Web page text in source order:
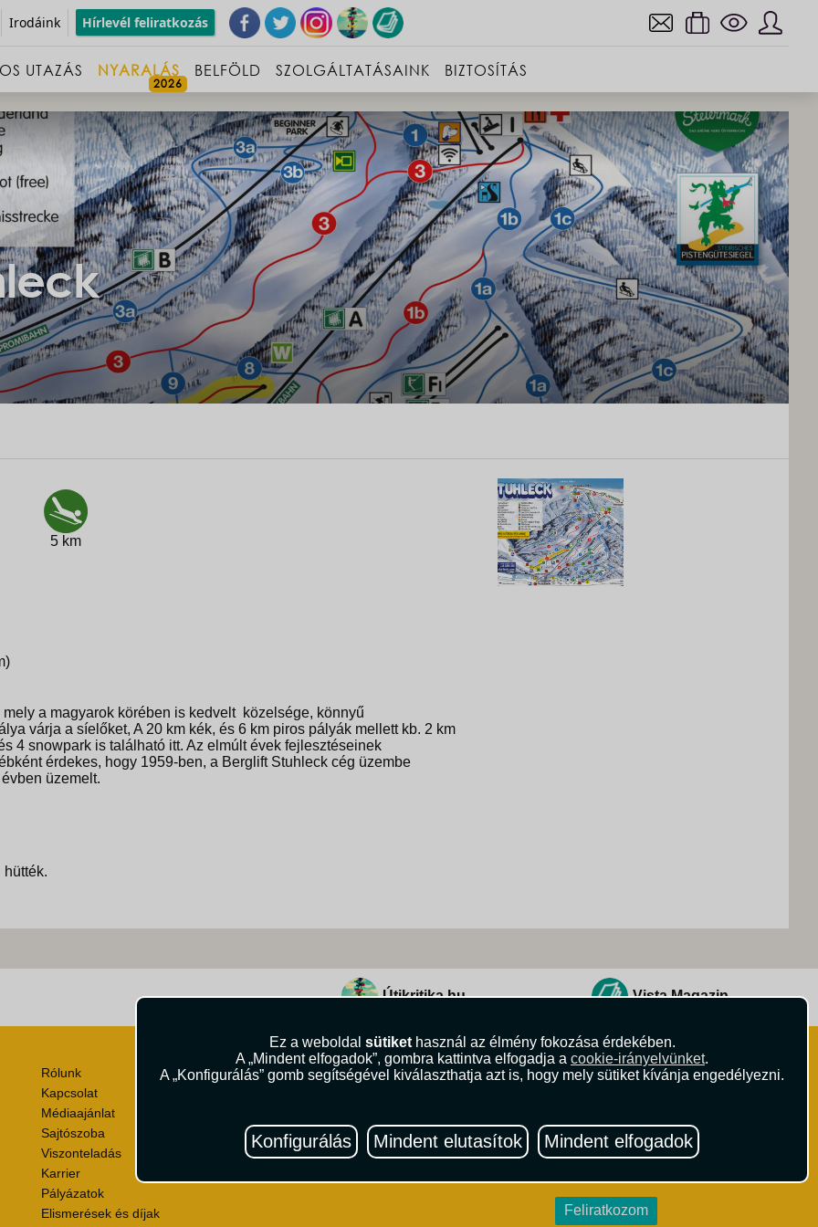
Ez a weboldal sütikethasznál az élmény fokozása érdekében.
A „Mindent elfogadok”, gombra kattintva elfogadja a cookie-irányelvünket.
A „Konfigurálás” gomb segítségével kiválaszthatja azt is, hogy mely sütiket kívánja engedélyezni.
Konfigurálás Mindent elutasítok Mindent elfogadok
Irodáink Hírlevél feliratkozás
UTAZÁS NYARALÁS BELFÖLD SZOLGÁLTATÁSAINK BIZTOSÍTÁS
5 km
a magyarok körében is kedvelt közelsége, könnyű
várja a síelőket, A 20 km kék, és 6 km piros pályák mellett kb. 2 km
4 snowpark is található itt. Az elmúlt évek fejlesztéseinek
érdekes, hogy 1959-ben, a Berglift Stuhleck cég üzembe
üzemelt.
hütték.
Útikritika.hu Vista Magazin
Rólunk
Kapcsolat
Médiaajánlat
Sajtószoba
Viszonteladás
Karrier
Pályázatok
Elismerések és díjak
Utazási Csomag Szerződési Feltételek
Repülőjegy Szerződési Feltételek
Adatvédelem
Hírlevél
legszínesebb utazási hírlevelére!
Értesüljön időben a legfrissebb
Feliratkozom